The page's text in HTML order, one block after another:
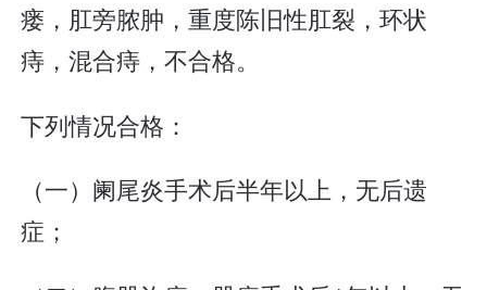
瘘，肛旁脓肿，重度陈旧性肛裂，环状
痔，混合痔，不合格。
下列情况合格：
（一）阑尾炎手术后半年以上，无后遗
症；